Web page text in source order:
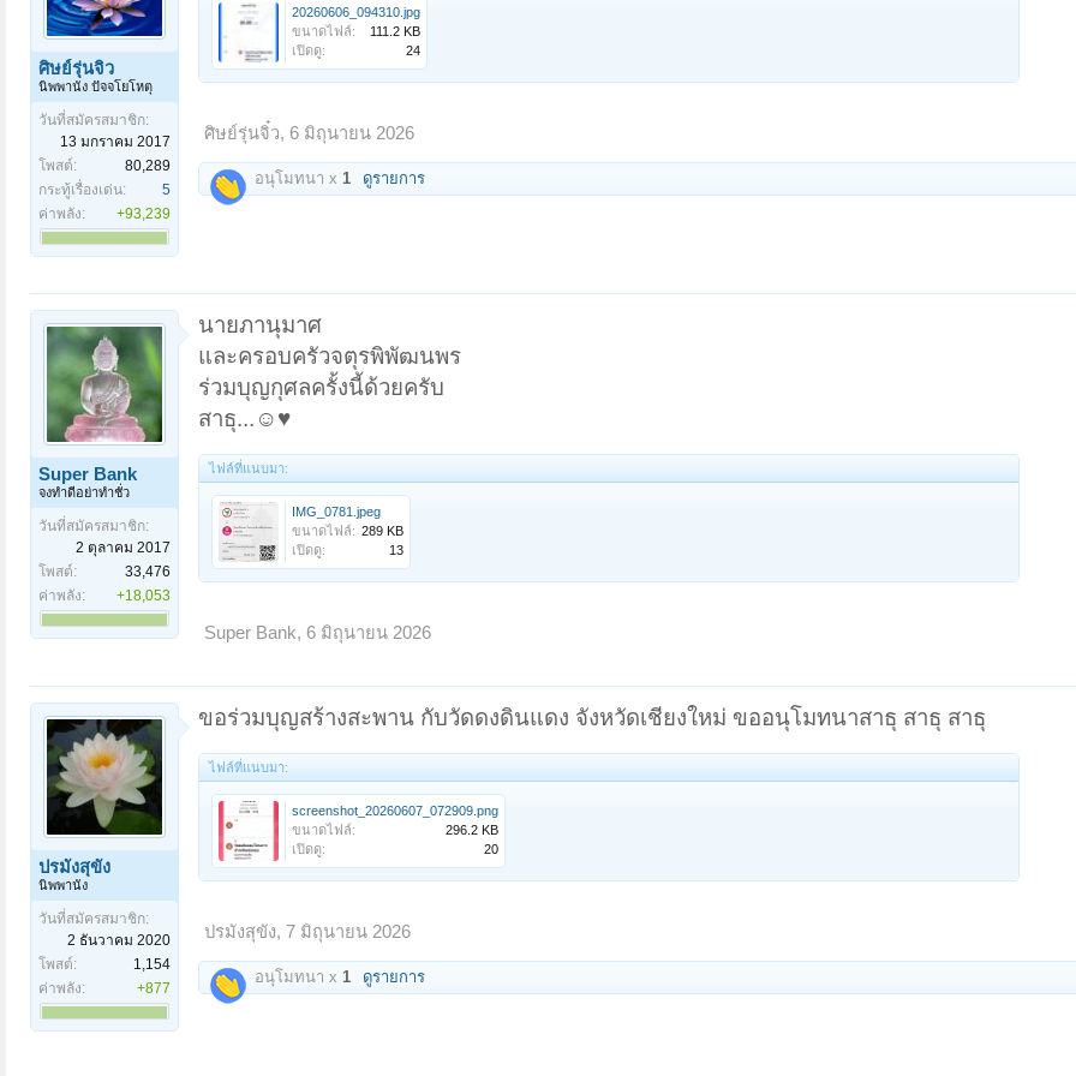
ศิษย์รุ่นจิ๋ว
นิพพานัง ปัจจโยโหตุ
วันที่สมัครสมาชิก:
13 มกราคม 2017
โพสต์:
80,289
กระทู้เรื่องเด่น:
5
ค่าพลัง:
+93,239
20260606_094310.jpg
ขนาดไฟล์:
111.2 KB
เปิดดู:
24
ศิษย์รุ่นจิ๋ว, 6 มิถุนายน 2026
อนุโมทนา x 1 ดูรายการ
Super Bank
จงทำดีอย่าทำชั่ว
วันที่สมัครสมาชิก:
2 ตุลาคม 2017
โพสต์:
33,476
ค่าพลัง:
+18,053
นายภานุมาศ
และครอบครัวจตุรพิพัฒนพร
ร่วมบุญกุศลครั้งนี้ด้วยครับ
สาธุ...☺️♥️
ไฟล์ที่แนบมา:
IMG_0781.jpeg
ขนาดไฟล์: 289 KB
เปิดดู:
13
Super Bank, 6 มิถุนายน 2026
ปรมังสุขัง
นิพพานัง
วันที่สมัครสมาชิก:
2 ธันวาคม 2020
โพสต์:
1,154
ค่าพลัง:
+877
ขอร่วมบุญสร้างสะพาน กับวัดดงดินแดง จังหวัดเชียงใหม่ ขออนุโมทนาสาธุ สาธุ สาธุ
ไฟล์ที่แนบมา:
screenshot_20260607_072909.png
ขนาดไฟล์:
296.2 KB
เปิดดู:
20
ปรมังสุขัง, 7 มิถุนายน 2026
อนุโมทนา x 1 ดูรายการ